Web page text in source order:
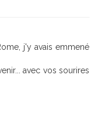
j'y avais emmené
avec vos sourires